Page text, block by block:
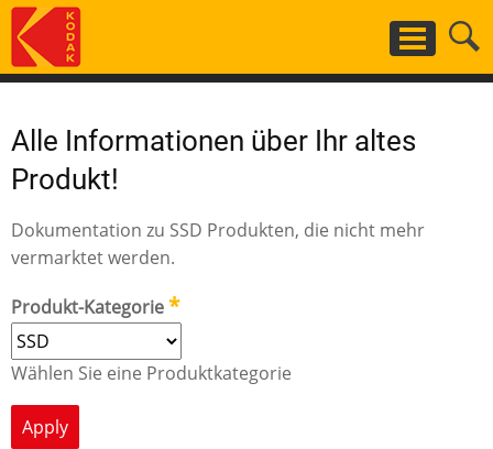
Skip
to
main
Alle Informationen über Ihr altes
Produkt!
Dokumentation zu SSD Produkten, die nicht mehr
vermarktet werden.
Produkt-Kategorie
Wählen Sie eine Produktkategorie